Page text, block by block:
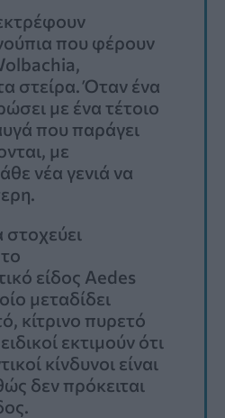
που φέρουν
στείρα. Όταν ένα
με ένα τέτοιο
που παράγει
με
νέα γενιά να
είδος Aedes
μεταδίδει
κίτρινο πυρετό
εκτιμούν ότι
κίνδυνοι είναι
δεν πρόκειται